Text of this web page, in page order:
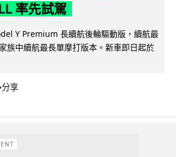
率先試駕
Y Premium 長續航後輪驅動版，續航最
族中續航最長單摩打版本。新車即日起於
分享